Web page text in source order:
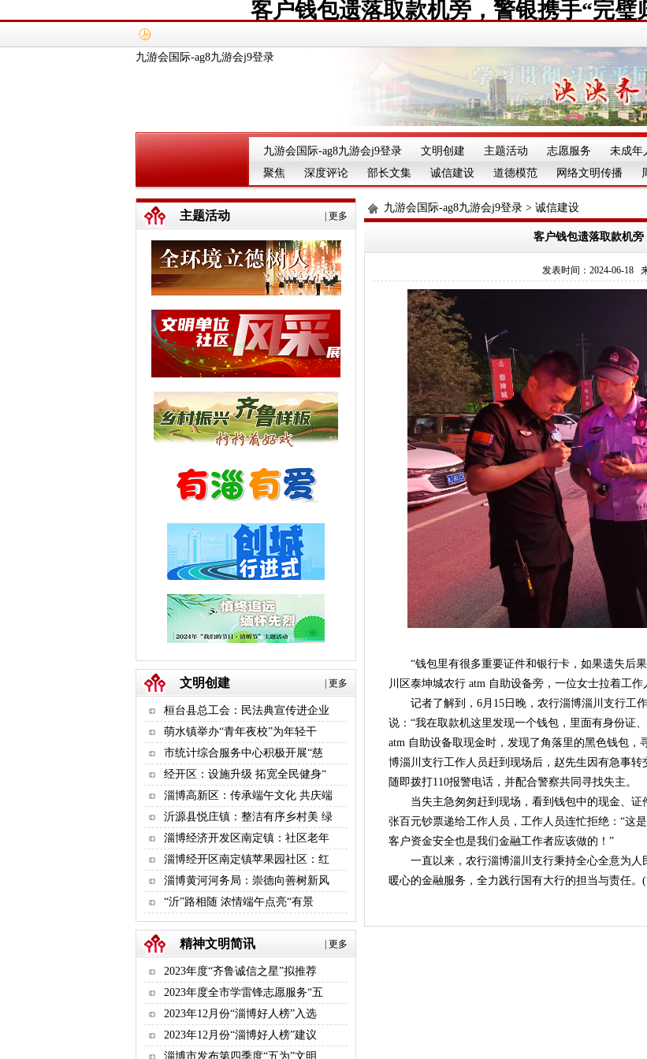
客户钱包遗落取款机旁，警银携手“完璧
九游会国际-ag8九游会j9登录
九游会国际-ag8九游会j9登录 文明创建 主题活动 志愿服务 未成年
聚焦
深度评论 部长文集 诚信建设 道德模范 网络文明传播
更多
主题活动
更多
文明创建
桓台县总工会：民法典宣传进企业
萌水镇举办“青年夜校”为年轻干
市统计综合服务中心积极开展“慈
经开区：设施升级 拓宽全民健身“
淄博高新区：传承端午文化 共庆端
沂源县悦庄镇：整洁有序乡村美 绿
淄博经济开发区南定镇：社区老年
淄博经开区南定镇苹果园社区：红
淄博黄河河务局：崇德向善树新风
“沂”路相随 浓情端午点亮“有景
更多
精神文明简讯
2023年度“齐鲁诚信之星”拟推荐
2023年度全市学雷锋志愿服务“五
2023年12月份“淄博好人榜”入选
2023年12月份“淄博好人榜”建议
淄博市发布第四季度“五为”文明
九游会国际-ag8九游会j9登录 > 诚信建设
客户钱包遗落取款机
发表时间：2024-06-
“钱包里有很多重要证件和银行卡，如果遗失后果
川区泰坤城农行 atm 自助设备旁，一位女士拉着工作
记者了解到，6月15日晚，农行淄博淄川支行工
说：“我在取款机这里发现一个钱包，里面有身份证
atm 自助设备取现金时，发现了角落里的黑色钱包
博淄川支行工作人员赶到现场后，赵先生因有急事
随即拨打110报警电话，并配合警察共同寻找失主。
当失主急匆匆赶到现场，看到钱包中的现金、证
张百元钞票递给工作人员，工作人员连忙拒绝：“这
客户资金安全也是我们金融工作者应该做的！”
一直以来，农行淄博淄川支行秉持全心全意为
暖心的金融服务，全力践行国有大行的担当与责任。